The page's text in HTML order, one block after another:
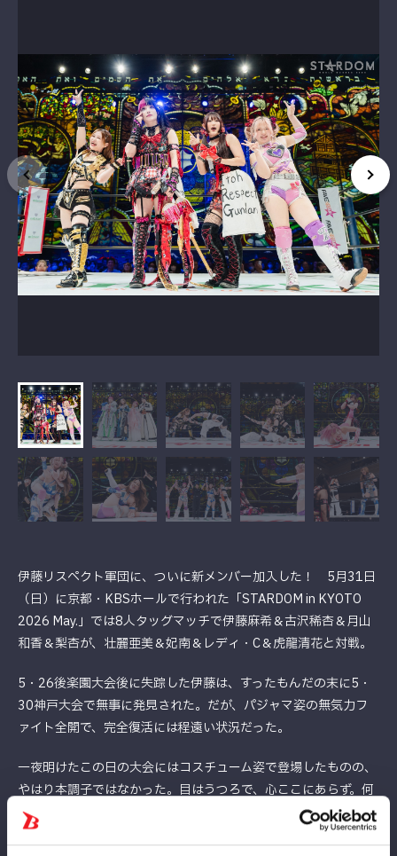
伊藤リスペクト軍団に、ついに新メンバー加入した！ 5月31日
（日）に京都・KBSホールで行われた「STARDOM in KYOTO
2026 May.」では8人タッグマッチで伊藤麻希＆古沢稀杏＆月山
和香＆梨杏が、壮麗亜美＆妃南＆レディ・C＆虎龍清花と対戦。
5・26後楽園大会後に失踪した伊藤は、すったもんだの末に5・
30神戸大会で無事に発見された。だが、パジャマ姿の無気力フ
ァイト全開で、完全復活には程遠い状況だった。
一夜明けたこの日の大会にはコスチューム姿で登場したものの、
やはり本調子ではなかった。目はうつろで、心ここにあらず。何
をするにもワンテンポ遅い。